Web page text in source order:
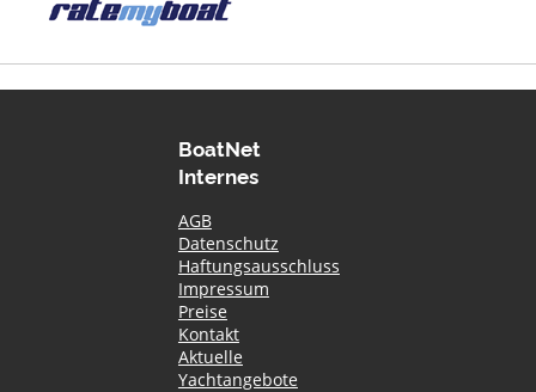
BoatNet
Internes
AGB
Datenschutz
Haftungsausschluss
Impressum
Preise
Kontakt
Aktuelle
Yachtangebote